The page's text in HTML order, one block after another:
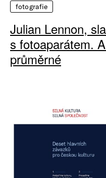
fotografie
Julian Lennon,
s fotoaparátem.
průměrné